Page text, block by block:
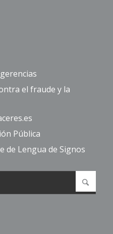
el fraude y la
Pública
de Lengua de Signos